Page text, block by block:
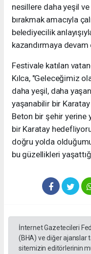
nesillere daha yeşil
bırakmak amacıyla
belediyecilik
kazandırmaya
Festivale katılan
Kılca, "Geleceğimiz
daha yeşil, daha
yaşanabilir bir Karatay
Beton bir şehir yerine
bir Karatay
doğru yolda
bu güzellikleri
İnternet Gazetecileri
(BHA) ve diğer ajanslar
sitemizin editörlerinin